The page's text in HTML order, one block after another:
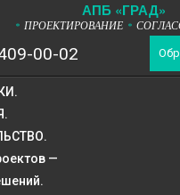
АПБ «ГРАД»
* ПРОЕКТИРОВАНИЕ *
00-02
—